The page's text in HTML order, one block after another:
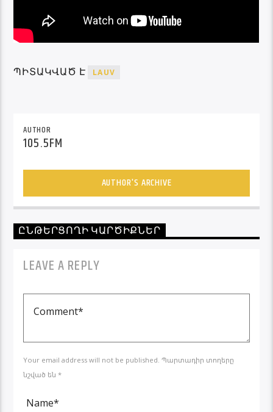
ՊԻՏԱԿՎԱԾ Է LAUV
AUTHOR
105.5FM
AUTHOR'S ARCHIVE
ԸՆԹԵՐՑՈՂԻ ԿԱՐԾԻՔՆԵՐ
LEAVE A REPLY
Your email address will not be published. Պարտադիր տողերը
նշված են *